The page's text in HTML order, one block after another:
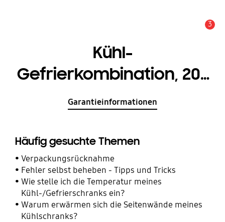
3
Kühl-
Gefrierkombination, 203
cm, SpaceMax™ mit AI
Frost+, EEK: C
Garantieinformationen
Häufig gesuchte Themen
Verpackungsrücknahme
Fehler selbst beheben - Tipps und Tricks
Wie stelle ich die Temperatur meines
Kühl-/Gefrierschranks ein?
Warum erwärmen sich die Seitenwände meines
Kühlschranks?